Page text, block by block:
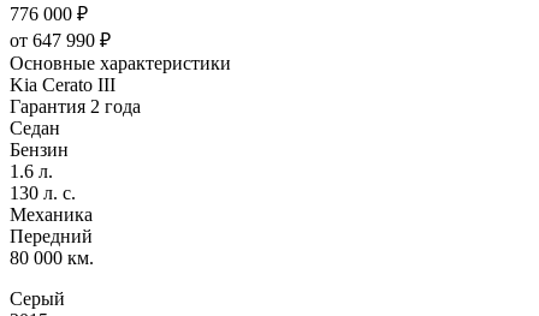
776 000 ₽
от 647 990 ₽
Основные характеристики
Kia Cerato III
Гарантия 2 года
Седан
Бензин
1.6 л.
130 л. с.
Механика
Передний
80 000 км.
Серый